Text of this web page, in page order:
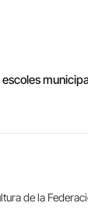
de la